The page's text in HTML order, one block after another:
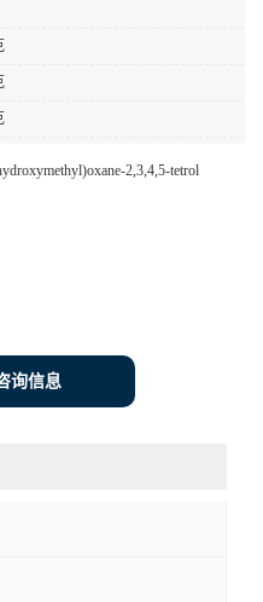
2,3,4,5-tetrol
询信息